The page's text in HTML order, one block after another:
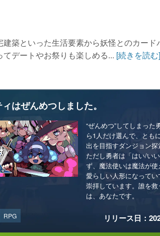
築といった生活要素から妖怪とのカー
デートやお祭りも楽しめる... [続きを読む]
はぜんめつしました。
“ぜんめつ”してしまった
ら1人だけ選んで、とも
出を目指すダンジョン探
ただし勇者は「はい/い
ず、魔法使いは魔法が
愛らしい人形になって
崇拝しています。誰を
は、あなたです。
RPG リリース日：